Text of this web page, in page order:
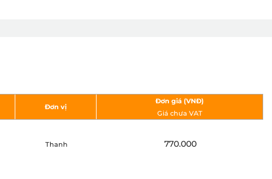
Đơn vị
Đơn giá (VNÐ)
Giá chưa VAT
Thanh 770.000